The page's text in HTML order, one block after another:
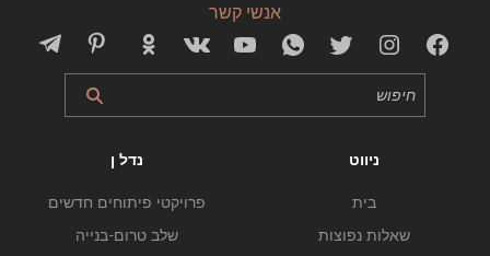
אנשי קשר
ניווט
בית
שאלות נפוצות
נדל ן
פרויקטי פיתוחים חדשים
שלב טרום-בנייה